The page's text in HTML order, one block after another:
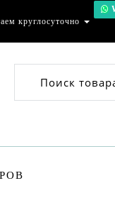
круглосуточно
Поиск